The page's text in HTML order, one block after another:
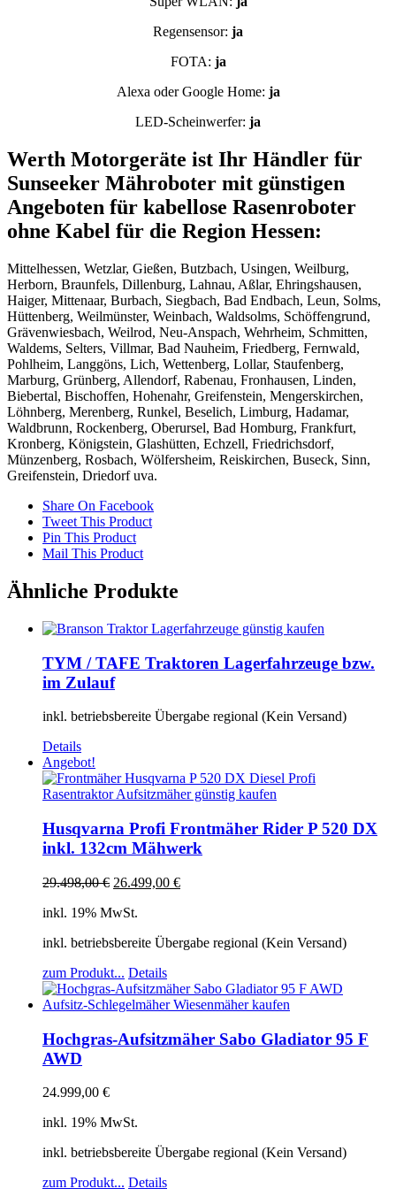
Regensensor: ja
FOTA: ja
Alexa oder Google Home: ja
LED-Scheinwerfer: ja
Werth Motorgeräte ist Ihr Händler für
Sunseeker Mähroboter mit günstigen
Angeboten für kabellose Rasenroboter
ohne Kabel für die Region Hessen:
Mittelhessen, Wetzlar, Gießen, Butzbach, Usingen, Weilburg,
Herborn, Braunfels, Dillenburg, Lahnau, Aßlar, Ehringshausen,
Haiger, Mittenaar, Burbach, Siegbach, Bad Endbach, Leun, Solms,
Hüttenberg, Weilmünster, Weinbach, Waldsolms, Schöffengrund,
Grävenwiesbach, Weilrod, Neu-Anspach, Wehrheim, Schmitten,
Waldems, Selters, Villmar, Bad Nauheim, Friedberg, Fernwald,
Pohlheim, Langgöns, Lich, Wettenberg, Lollar, Staufenberg,
Marburg, Grünberg, Allendorf, Rabenau, Fronhausen, Linden,
Biebertal, Bischoffen, Hohenahr, Greifenstein, Mengerskirchen,
Löhnberg, Merenberg, Runkel, Beselich, Limburg, Hadamar,
Waldbrunn, Rockenberg, Oberursel, Bad Homburg, Frankfurt,
Kronberg, Königstein, Glashütten, Echzell, Friedrichsdorf,
Münzenberg, Rosbach, Wölfersheim, Reiskirchen, Buseck, Sinn,
Greifenstein, Driedorf uva.
Share On Facebook
Tweet This Product
Pin This Product
Mail This Product
Ähnliche Produkte
TYM / TAFE Traktoren Lagerfahrzeuge bzw.
im Zulauf
inkl. betriebsbereite Übergabe regional (Kein Versand)
Details
Angebot!
Husqvarna Profi Frontmäher Rider P 520 DX
inkl. 132cm Mähwerk
29.498,00€ 26.499,00 €
inkl. 19% MwSt.
inkl. betriebsbereite Übergabe regional (Kein Versand)
zum Produkt... Details
Hochgras-Aufsitzmäher Sabo Gladiator 95 F
AWD
24.999,00 €
inkl. 19% MwSt.
inkl. betriebsbereite Übergabe regional (Kein Versand)
zum Produkt... Details